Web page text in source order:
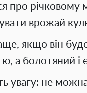
про річковому
врожай
якщо він
а болотяний і
увагу: не